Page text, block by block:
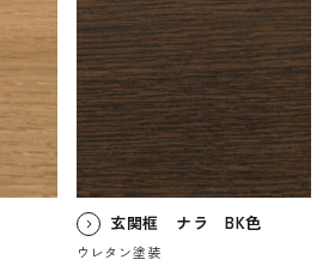
玄関框 ナラ BK色
ウレタン塗装